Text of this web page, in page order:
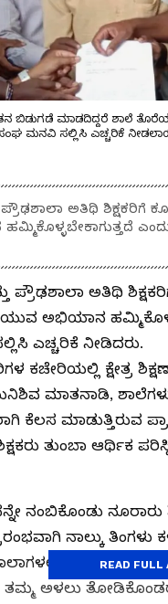
ಬಿಡುಗಡೆ ಮಾಡದಿದ್ದರೆ ಶಾಲೆ
ಮನವಿ ಸಲ್ಲಿಸಿ ಎಚ್ಚರಿಕೆ
ಅತಿಥಿ ಶಿಕ್ಷಕರಿಗೆ
ಪ್ರೌಢಶಾಲಾ ಅತಿಥಿ
ಅಭಿಯಾನ
ಎಚ್ಚರಿಕೆ ನೀಡಿದರು.
ಕಚೇರಿಯಲ್ಲಿ
ಮಾತನಾಡಿ,
ಕೆಲಸ ಮಾಡುತ್ತಿರುವ
ತುಂಬಾ ಆರ್ಥಿಕ
ನಂಬಿಕೊಂಡು ನೂರಾರು
ನಾಲ್ಕು
ಕೆಲಸ ಮಾಡುವ
ತಮ್ಮ ಅಳಲು
READ FULL